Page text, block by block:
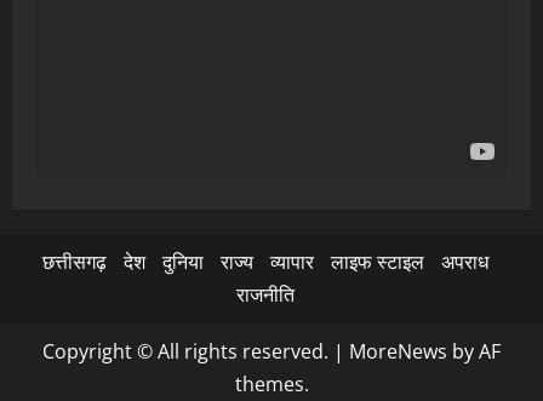
छत्तीसगढ़ देश दुनिया राज्य व्यापार लाइफ स्टाइल
अपराध
राजनीति
Copyright © All rights reserved. | MoreNews by AF
themes.